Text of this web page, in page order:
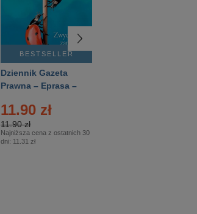
BESTSELLER
Dziennik Gazeta
Prawna – Eprasa –
11.90 zł
11.90 zł
Najniższa cena z ostatnich 30
dni: 11.31 zł